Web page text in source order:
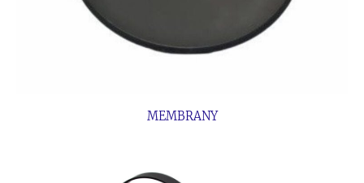
MEMBRANY